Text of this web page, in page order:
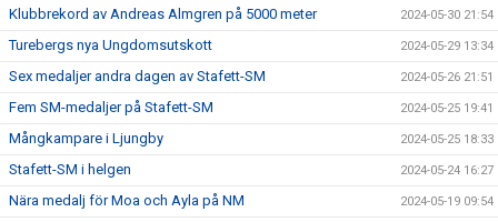
Klubbrekord av Andreas Almgren på 5000 meter 2024-05-30 21:54
Turebergs nya Ungdomsutskott 2024-05-29 13:34
Sex medaljer andra dagen av Stafett-SM 2024-05-26 21:51
Fem SM-medaljer på Stafett-SM 2024-05-25 19:41
Mångkampare i Ljungby 2024-05-25 18:33
Stafett-SM i helgen 2024-05-24 16:27
Nära medalj för Moa och Ayla på NM 2024-05-19 09:54